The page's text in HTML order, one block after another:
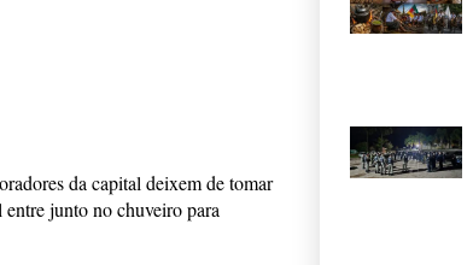
da capital deixem de tomar
entre junto no chuveiro para